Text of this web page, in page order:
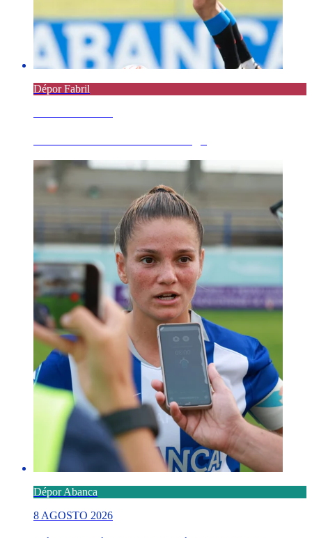
Dépor Fabril
Dépor Abanca
8 AGOSTO 2026